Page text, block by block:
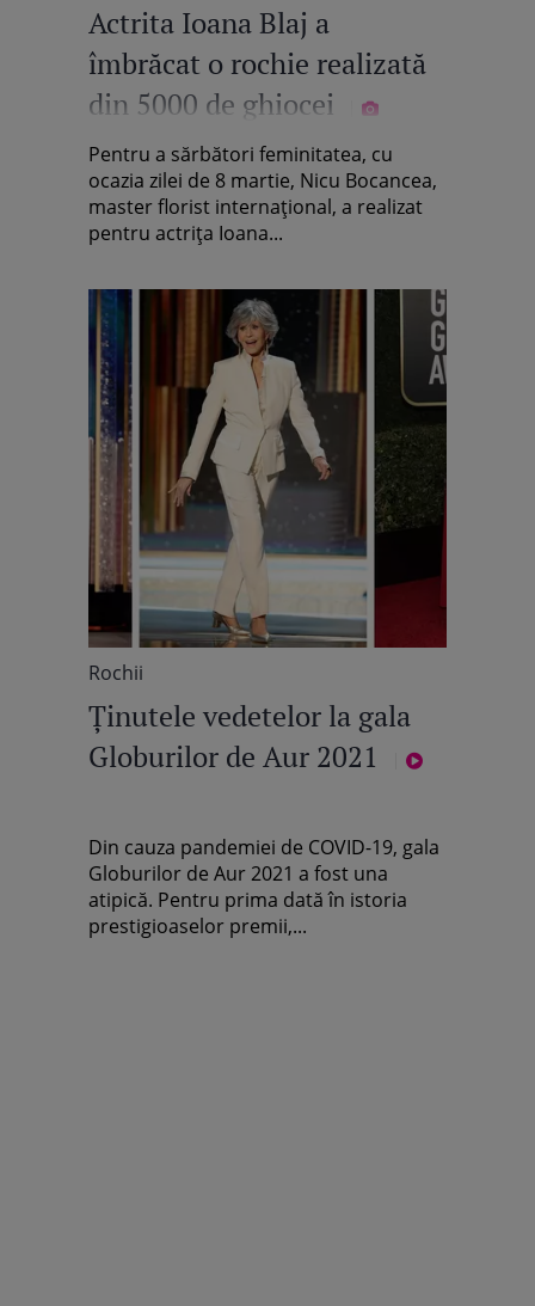
Actrita Ioana Blaj a
îmbrăcat o rochie realizată
din 5000 de ghiocei
Pentru a sărbători feminitatea, cu
ocazia zilei de 8 martie, Nicu Bocancea,
master florist internațional, a realizat
pentru actrița Ioana...
Rochii
Ținutele vedetelor la gala
Globurilor de Aur 2021
Din cauza pandemiei de COVID-19, gala
Globurilor de Aur 2021 a fost una
atipică. Pentru prima dată în istoria
prestigioaselor premii,...